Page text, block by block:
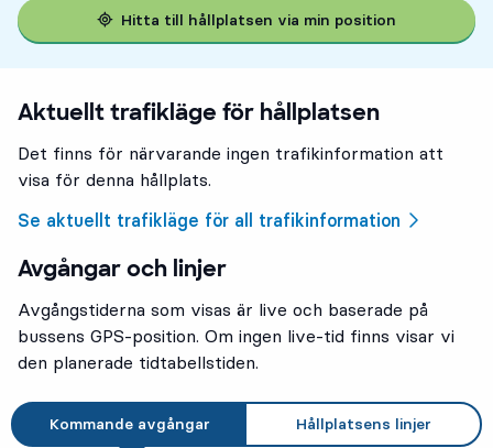
Hitta till hållplatsen via min position
Aktuellt trafikläge för hållplatsen
Det finns för närvarande ingen trafikinformation att
visa för denna hållplats.
Se aktuellt trafikläge för all trafikinformation
Avgångar och linjer
Avgångstiderna som visas är live och baserade på
bussens GPS-position. Om ingen live-tid finns visar vi
den planerade tidtabellstiden.
Kommande avgångar Hållplatsens linjer